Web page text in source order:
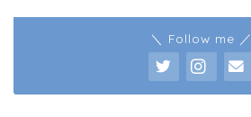
＼ Follow me ／